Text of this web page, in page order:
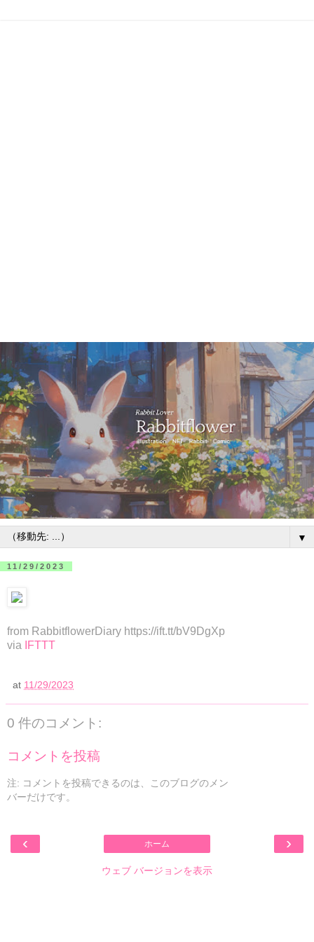
▼
11/29/2023
from RabbitflowerDiary https://ift.tt/bV9DgXp
via
IFTTT
at 11/29/2023
0 件のコメント:
コメントを投稿
注: コメントを投稿できるのは、このブログのメン
バーだけです。
‹ ›
ホーム
ウェブ バージョンを表示